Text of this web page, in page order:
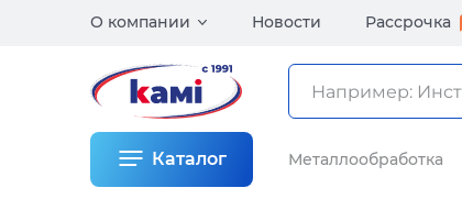
О компании Новости Рассрочка
Каталог Металлообработка